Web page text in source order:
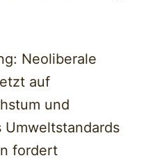
Neoliberale
auf
und
Umweltstandards
fordert